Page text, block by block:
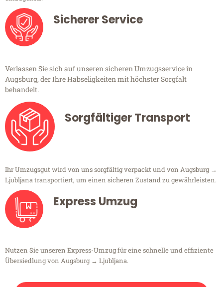
Sicherer Service
Verlassen Sie sich auf unseren sicheren Umzugsservice in
Augsburg, der Ihre Habseligkeiten mit höchster Sorgfalt
behandelt.
Sorgfältiger Transport
Ihr Umzugsgut wird von uns sorgfältig verpackt und von Augsburg →
Ljubljana transportiert, um einen sicheren Zustand zu gewährleisten.
Express Umzug
Nutzen Sie unseren Express-Umzug für eine schnelle und effiziente
Übersiedlung von Augsburg → Ljubljana.